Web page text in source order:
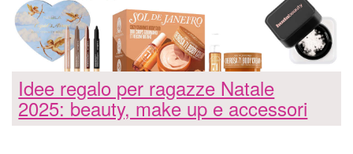
Idee regalo per ragazze Natale
2025: beauty, make up e accessori